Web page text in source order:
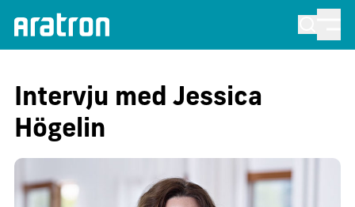
Intervju med Jessica
Högelin